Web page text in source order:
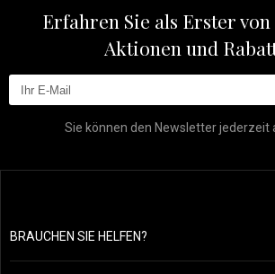
Erfahren Sie als Erster
Aktionen und
Sie können den Newsletter jederzeit
BRAUCHEN SIE HELFEN?
info@mapeja.de
Wir werden innerhalb von 24
Allgemeine